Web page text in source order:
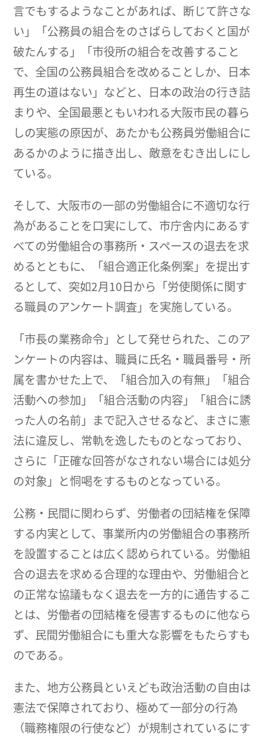
言でもするようなことがあれば、断じて許さな
い」「公務員の組合をのさばらしておくと国が
破たんする」「市役所の組合を改善すること
で、全国の公務員組合を改めることしか、日本
再生の道はない」などと、日本の政治の行き詰
まりや、全国最悪ともいわれる大阪市民の暮ら
しの実態の原因が、あたかも公務員労働組合に
あるかのように描き出し、敵意をむき出しにし
ている。
そして、大阪市の一部の労働組合に不適切な行
為があることを口実にして、市庁舎内にあるす
べての労働組合の事務所・スペースの退去を求
めるとともに、「組合適正化条例案」を提出す
るとして、突如2月10日から「労使関係に関す
る職員のアンケート調査」を実施している。
「市長の業務命令」として発せられた、このア
ンケートの内容は、職員に氏名・職員番号・所
属を書かせた上で、「組合加入の有無」「組合
活動への参加」「組合活動の内容」「組合に誘
った人の名前」まで記入させるなど、まさに憲
法に違反し、常軌を逸したものとなっており、
さらに「正確な回答がなされない場合には処分
の対象」と恫喝をするものとなっている。
公務・民間に関わらず、労働者の団結権を保障
する内実として、事業所内の労働組合の事務所
を設置することは広く認められている。労働組
合の退去を求める合理的な理由や、労働組合と
の正常な協議もなく退去を一方的に通告するこ
とは、労働者の団結権を侵害するものに他なら
ず、民間労働組合にも重大な影響をもたらすも
のである。
また、地方公務員といえども政治活動の自由は
憲法で保障されており、極めて一部分の行為
（職務権限の行使など）が規制されているにす